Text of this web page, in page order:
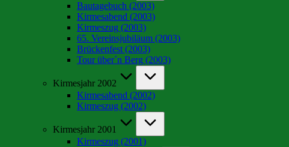
Bautagebuch (2003)
Kirmesabend (2003)
Kirmeszug (2003)
65. Vereinsjubiläum (2003)
Brückenfest (2003)
Tour über´n Berg (2003)
Kirmesjahr 2002
Kirmesabend (2002)
Kirmeszug (2002)
Kirmesjahr 2001
Kirmeszug (2001)